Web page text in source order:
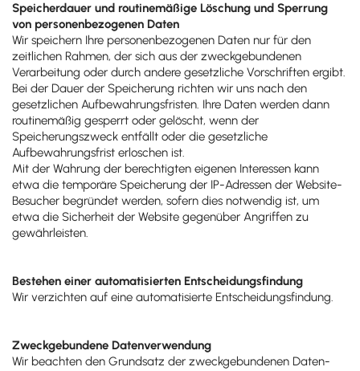
Speicherdauer und routinemäßige Löschung und Sperrung
von personenbezogenen Daten
Wir speichern Ihre personenbezogenen Daten nur für den
zeitlichen Rahmen, der sich aus der zweckgebundenen
Verarbeitung oder durch andere gesetzliche Vorschriften ergibt.
Bei der Dauer der Speicherung richten wir uns nach den
gesetzlichen Aufbewahrungsfristen. Ihre Daten werden dann
routinemäßig gesperrt oder gelöscht, wenn der
Speicherungszweck entfällt oder die gesetzliche
Aufbewahrungsfrist erloschen ist.
Mit der Wahrung der berechtigten eigenen Interessen kann
etwa die temporäre Speicherung der IP-Adressen der Website-
Besucher begründet werden, sofern dies notwendig ist, um
etwa die Sicherheit der Website gegenüber Angriffen zu
gewährleisten.
Bestehen einer automatisierten Entscheidungsfindung
Wir verzichten auf eine automatisierte Entscheidungsfindung.
Zweckgebundene Datenverwendung
Wir beachten den Grundsatz der zweckgebundenen Daten-